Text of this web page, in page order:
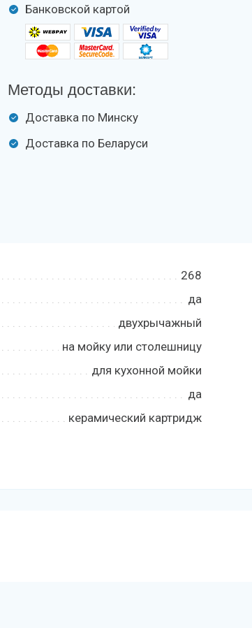
Банковской картой
Методы доставки:
Доставка по Минску
Доставка по Беларуси
268
да
двухрычажный
на мойку или столешницу
для кухонной мойки
да
керамический картридж